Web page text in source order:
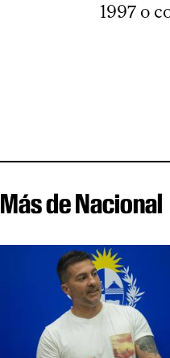
1997 o
Más de Nacional